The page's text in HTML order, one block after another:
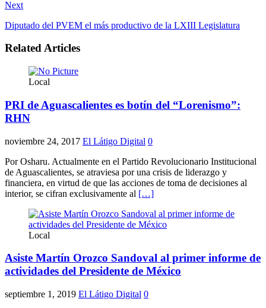
Next
Diputado del PVEM el más productivo de la LXIII Legislatura
Related Articles
Local
PRI de Aguascalientes es botín del “Lorenismo”:
RHN
noviembre 24, 2017 El Látigo Digital 0
Por Osharu. Actualmente en el Partido Revolucionario Institucional
de Aguascalientes, se atraviesa por una crisis de liderazgo y
financiera, en virtud de que las acciones de toma de decisiones al
interior, se cifran exclusivamente al […]
Local
Asiste Martín Orozco Sandoval al primer informe de
actividades del Presidente de México
septiembre 1, 2019 El Látigo Digital 0